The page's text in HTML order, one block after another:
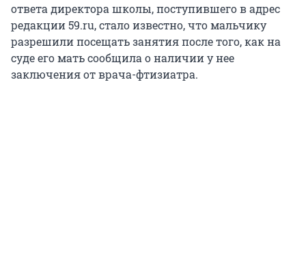
ответа директора школы, поступившего в адрес
редакции 59.ru, стало известно, что мальчику
разрешили посещать занятия после того, как на
суде его мать сообщила о наличии у нее
заключения от врача-фтизиатра.